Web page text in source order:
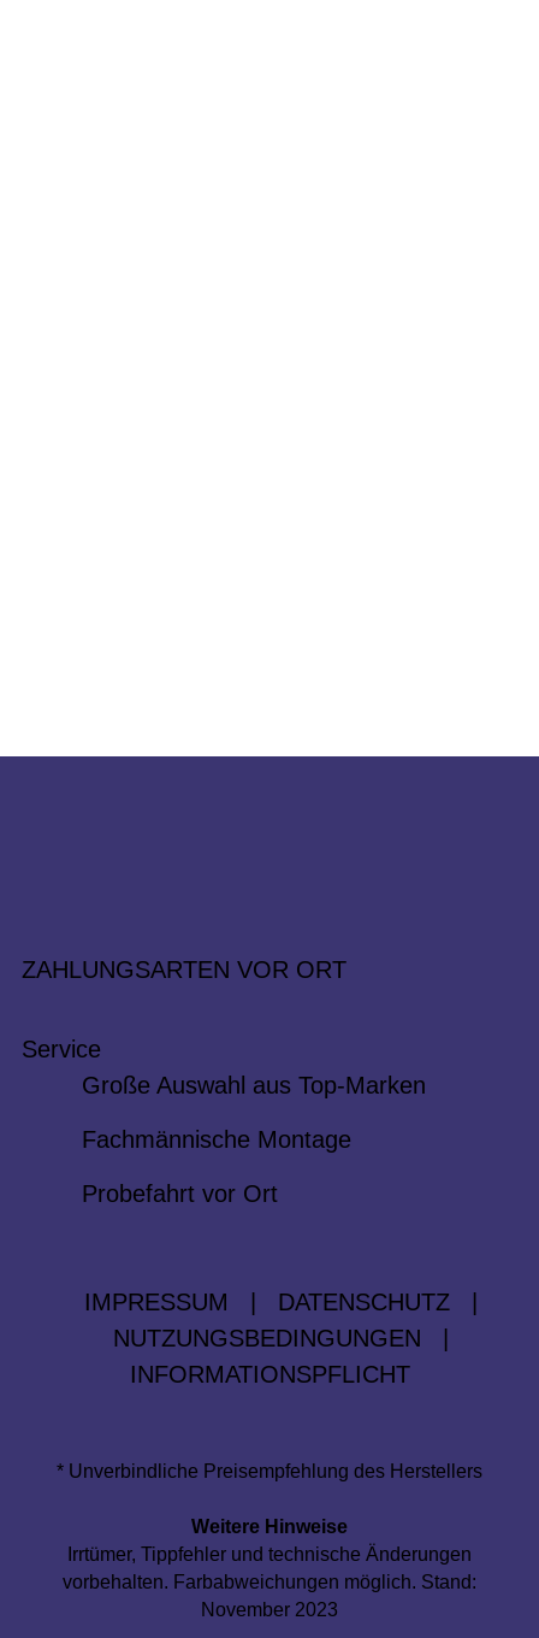
ZAHLUNGSARTEN VOR ORT
Service
Große Auswahl aus Top-Marken
Fachmännische Montage
Probefahrt vor Ort
IMPRESSUM DATENSCHUTZ
NUTZUNGSBEDINGUNGEN
INFORMATIONSPFLICHT
* Unverbindliche Preisempfehlung des Herstellers
Weitere Hinweise
Irrtümer, Tippfehler und technische Änderungen
vorbehalten. Farbabweichungen möglich. Stand:
November 2023